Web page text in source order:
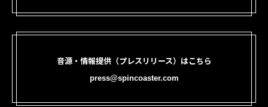
音源・情報提供（プレスリリース）はこちら
press@spincoaster.com